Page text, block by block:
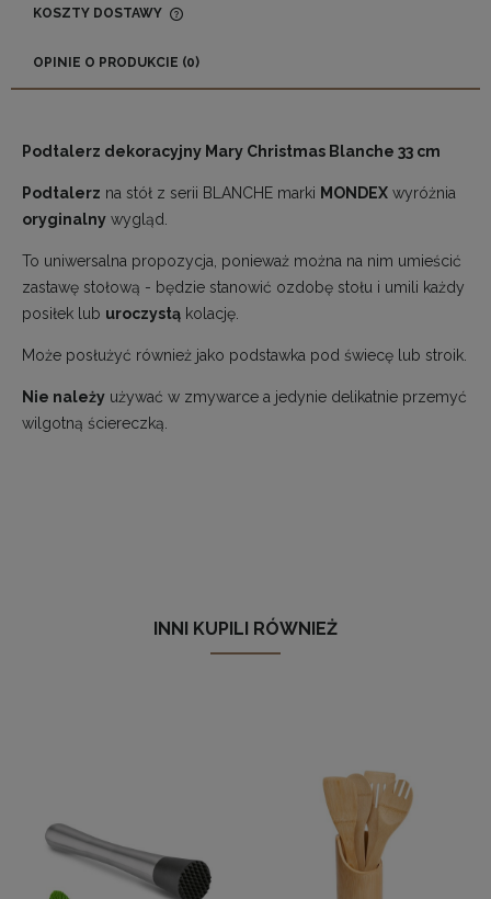
KOSZTY DOSTAWY
OPINIE O PRODUKCIE (0)
Podtalerz dekoracyjny Mary Christmas Blanche 33 cm
Podtalerz na stół z serii BLANCHE marki MONDEX wyróżnia
oryginalny wygląd.
To uniwersalna propozycja, ponieważ można na nim umieścić
zastawę stołową - będzie stanowić ozdobę stołu i umili każdy
posiłek lub uroczystą kolację.
Może posłużyć również jako podstawka pod świecę lub stroik.
Nie należy używać w zmywarce a jedynie delikatnie przemyć
wilgotną ściereczką.
INNI KUPILI RÓWNIEŻ